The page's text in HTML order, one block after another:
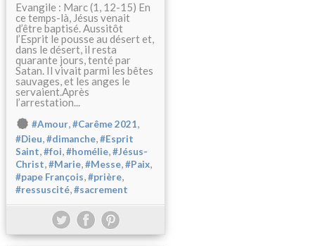
Evangile : Marc (1, 12-15) En
ce temps-là, Jésus venait
d’être baptisé. Aussitôt
l’Esprit le pousse au désert et,
dans le désert, il resta
quarante jours, tenté par
Satan. Il vivait parmi les bêtes
sauvages, et les anges le
servaient.Après
l’arrestation...
#Amour,#Carême 2021,
#Dieu,#dimanche,#Esprit
Saint,#foi,#homélie,#Jésus-
Christ,#Marie,#Messe,#Paix,
#pape François,#prière,
#ressuscité,#sacrement